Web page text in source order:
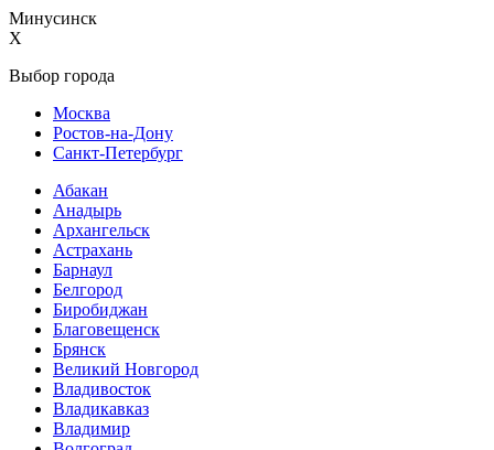
Минусинск
X
Выбор города
Москва
Ростов-на-Дону
Санкт-Петербург
Абакан
Анадырь
Архангельск
Астрахань
Барнаул
Белгород
Биробиджан
Благовещенск
Брянск
Великий Новгород
Владивосток
Владикавказ
Владимир